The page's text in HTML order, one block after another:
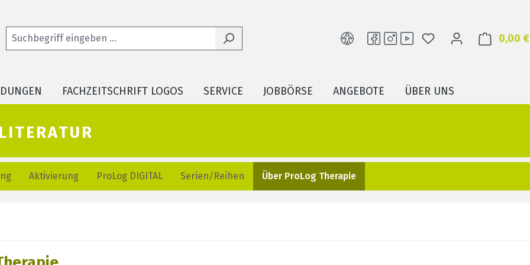
DU HAST 0 0,00 €
FACHZEITSCHRIFT LOGOS SERVICE JOBBÖRSE ANGEBOTE ÜBER UNS
Aktivierung ProLog DIGITAL Serien/Reihen Über ProLog Therapie